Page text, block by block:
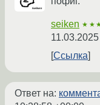
seiken
Ссылка
Ответ на: